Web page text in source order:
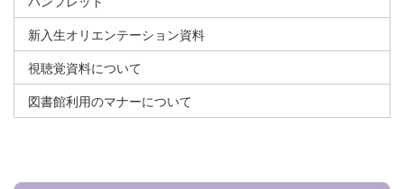
新入生オリエンテーション資料
視聴覚資料について
図書館利用のマナーについて